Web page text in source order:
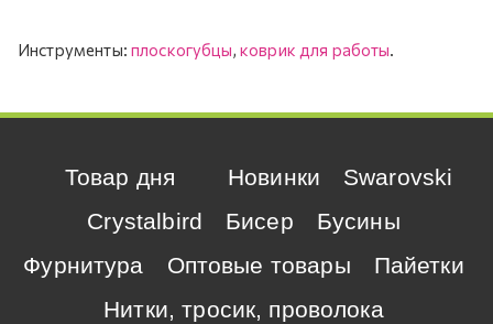
Инструменты: плоскогубцы, коврик для работы.
Товар дня Новинки
Swarovski
Crystalbird
Бисер
Бусины
Фурнитура
Оптовые товары
Пайетки
Нитки, тросик, проволока